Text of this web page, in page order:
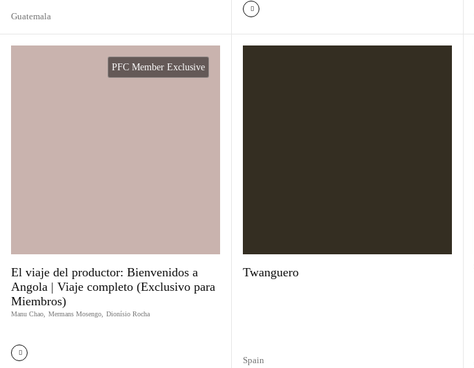
Guatemala
PFC Member Exclusive
El viaje del productor: Bienvenidos a
Angola | Viaje completo (Exclusivo para
Miembros)
Manu Chao Mermans Mosengo Dionísio Rocha
Twanguero
Spain